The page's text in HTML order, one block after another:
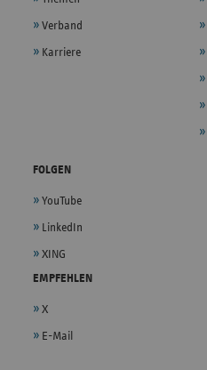
Verband
Karriere
FOLGEN
YouTube
LinkedIn
XING
EMPFEHLEN
X
E-Mail